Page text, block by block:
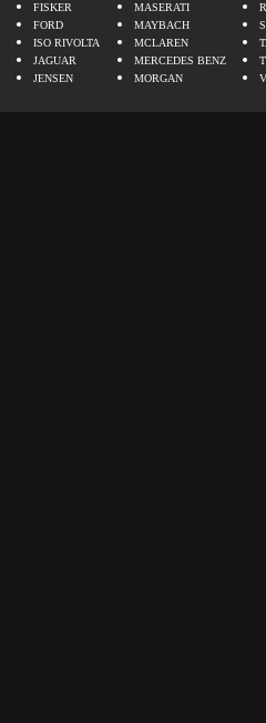
FISKER
FORD
ISO RIVOLTA
JAGUAR
JENSEN
MASERATI
MAYBACH
MCLAREN
MERCEDES BENZ
MORGAN